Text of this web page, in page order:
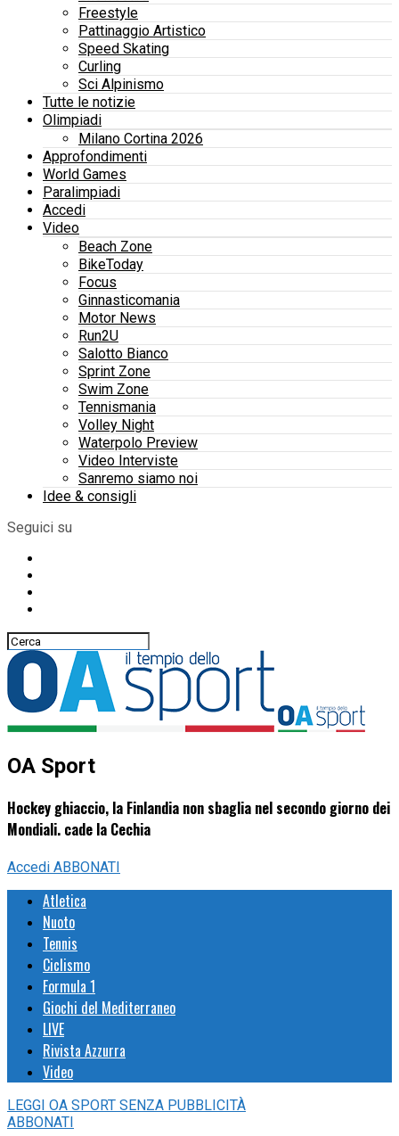
Freestyle
Pattinaggio Artistico
Speed Skating
Curling
Sci Alpinismo
Tutte le notizie
Olimpiadi
Milano Cortina 2026
Approfondimenti
World Games
Paralimpiadi
Accedi
Video
Beach Zone
BikeToday
Focus
Ginnasticomania
Motor News
Run2U
Salotto Bianco
Sprint Zone
Swim Zone
Tennismania
Volley Night
Waterpolo Preview
Video Interviste
Sanremo siamo noi
Idee & consigli
Seguici su
OA Sport
Hockey ghiaccio, la Finlandia non sbaglia nel secondo giorno dei
Mondiali. cade la Cechia
Accedi ABBONATI
Atletica
Nuoto
Tennis
Ciclismo
Formula 1
Giochi del Mediterraneo
LIVE
Rivista Azzurra
Video
LEGGI OA SPORT SENZA PUBBLICITÀ
ABBONATI